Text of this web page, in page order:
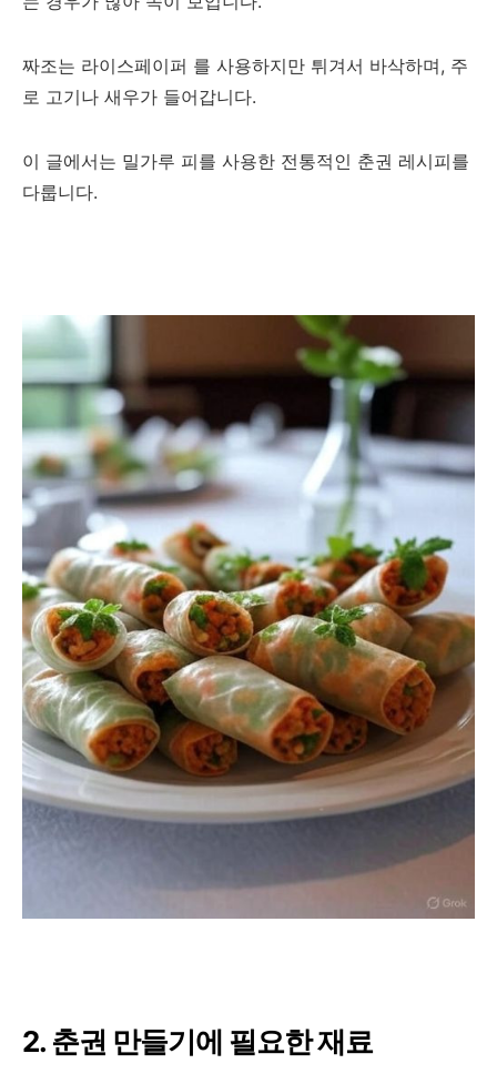
짜조는 라이스페이퍼 를 사용하지만 튀겨서 바삭하며, 주
로 고기나 새우가 들어갑니다.
이 글에서는 밀가루 피를 사용한 전통적인 춘권 레시피를
다룹니다.
2. 춘권 만들기에 필요한 재료